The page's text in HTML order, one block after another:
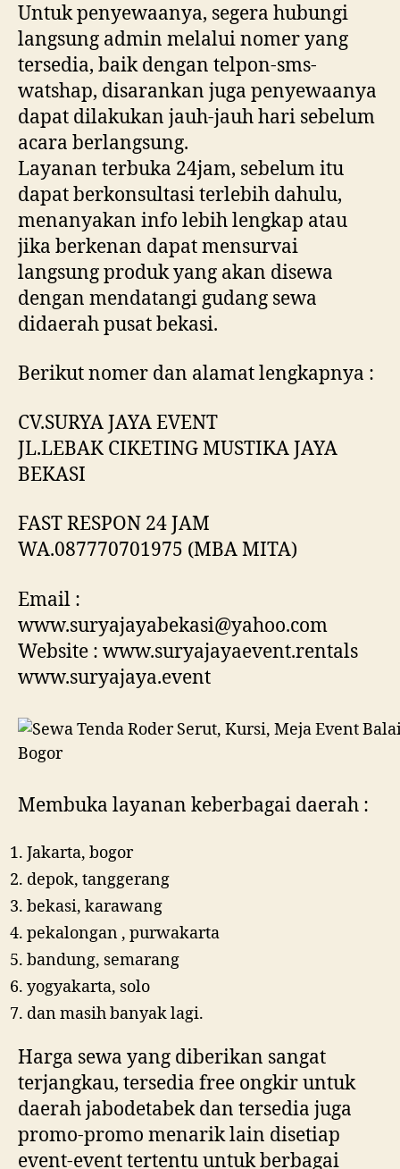
Untuk penyewaanya, segera hubungi
langsung admin melalui nomer yang
tersedia, baik dengan telpon-sms-
watshap, disarankan juga penyewaanya
dapat dilakukan jauh-jauh hari sebelum
acara berlangsung.
Layanan terbuka 24jam, sebelum itu
dapat berkonsultasi terlebih dahulu,
menanyakan info lebih lengkap atau
jika berkenan dapat mensurvai
langsung produk yang akan disewa
dengan mendatangi gudang sewa
didaerah pusat bekasi.
Berikut nomer dan alamat lengkapnya :
CV.SURYA JAYA EVENT
JL.LEBAK CIKETING MUSTIKA JAYA
BEKASI
FAST RESPON 24 JAM
WA.087770701975 (MBA MITA)
Email :
www.suryajayabekasi@yahoo.com
Website : www.suryajayaevent.rentals
www.suryajaya.event
Membuka layanan keberbagai daerah :
Jakarta, bogor
depok, tanggerang
bekasi, karawang
pekalongan , purwakarta
bandung, semarang
yogyakarta, solo
dan masih banyak lagi.
Harga sewa yang diberikan sangat
terjangkau, tersedia free ongkir untuk
daerah jabodetabek dan tersedia juga
promo-promo menarik lain disetiap
event-event tertentu untuk berbagai